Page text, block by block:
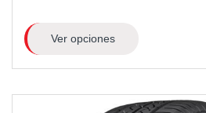
Ver opciones